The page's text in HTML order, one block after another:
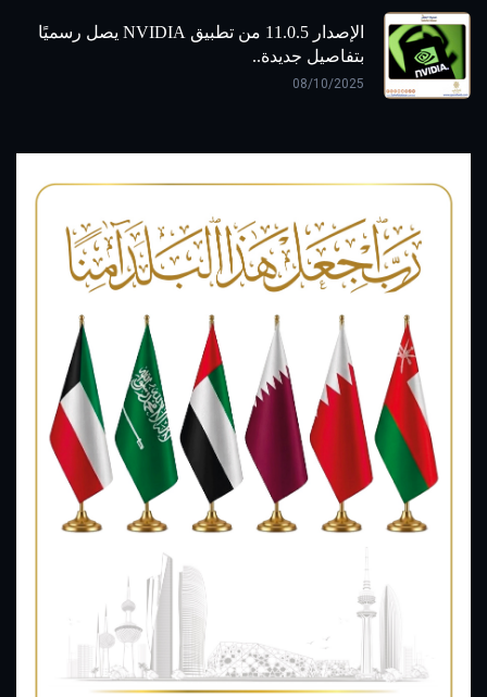
الإصدار 11.0.5 من تطبيق NVIDIA يصل رسميًا
بتفاصيل جديدة..
08/10/2025